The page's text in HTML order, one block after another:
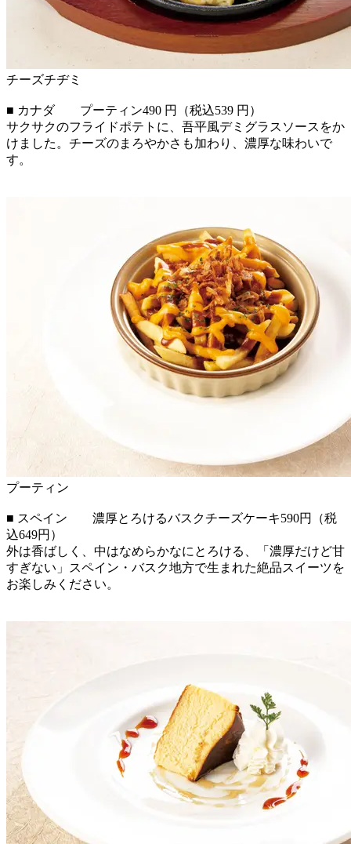
チーズチヂミ
■ カナダ プーティン490 円（税込539 円）
サクサクのフライドポテトに、吾平風デミグラスソースをか
けました。チーズのまろやかさも加わり、濃厚な味わいで
す。
プーティン
■ スペイン 濃厚とろけるバスクチーズケーキ590円（税
込649円）
外は香ばしく、中はなめらかなにとろける、「濃厚だけど甘
すぎない」スペイン・バスク地方で生まれた絶品スイーツを
お楽しみください。